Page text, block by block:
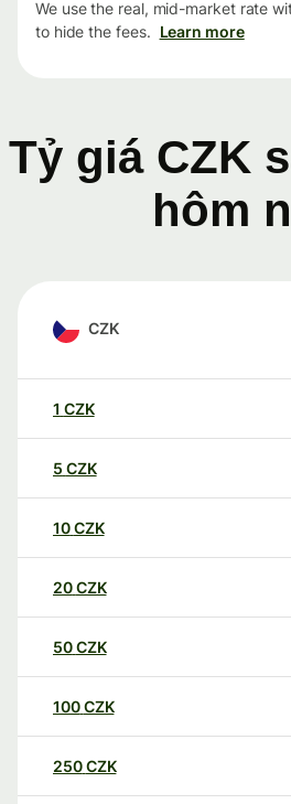
We use the real, mid-market rate
to hide the fees. Learn more
Tỷ giá CZK
hôm
CZK
1 CZK
5 CZK
10CZK
20CZK
50CZK
100CZK
250CZK